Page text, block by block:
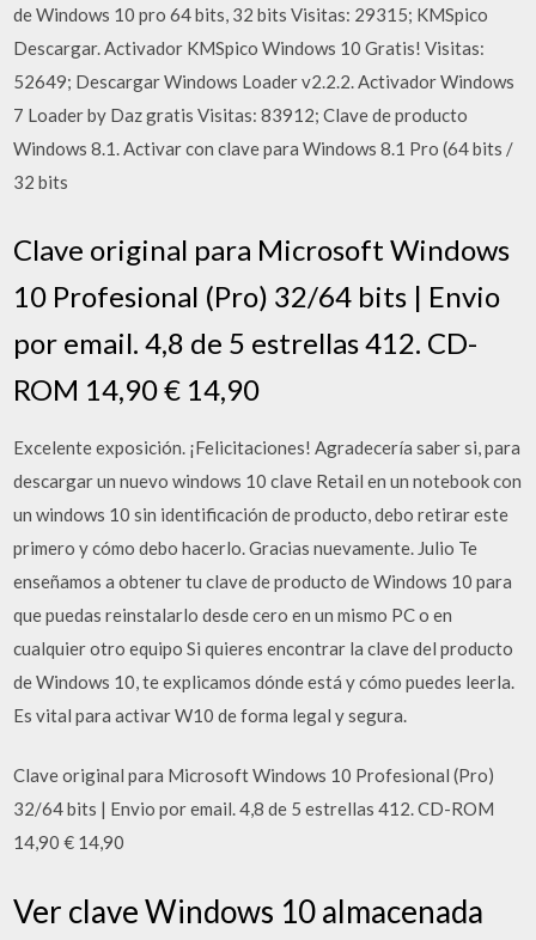
de Windows 10 pro 64 bits, 32 bits Visitas: 29315; KMSpico
Descargar. Activador KMSpico Windows 10 Gratis! Visitas:
52649; Descargar Windows Loader v2.2.2. Activador Windows
7 Loader by Daz gratis Visitas: 83912; Clave de producto
Windows 8.1. Activar con clave para Windows 8.1 Pro (64 bits /
32 bits
Clave original para Microsoft Windows
10 Profesional (Pro) 32/64 bits | Envio
por email. 4,8 de 5 estrellas 412. CD-
ROM 14,90 € 14,90
Excelente exposición. ¡Felicitaciones! Agradecería saber si, para
descargar un nuevo windows 10 clave Retail en un notebook con
un windows 10 sin identificación de producto, debo retirar este
primero y cómo debo hacerlo. Gracias nuevamente. Julio Te
enseñamos a obtener tu clave de producto de Windows 10 para
que puedas reinstalarlo desde cero en un mismo PC o en
cualquier otro equipo Si quieres encontrar la clave del producto
de Windows 10, te explicamos dónde está y cómo puedes leerla.
Es vital para activar W10 de forma legal y segura.
Clave original para Microsoft Windows 10 Profesional (Pro)
32/64 bits | Envio por email. 4,8 de 5 estrellas 412. CD-ROM
14,90 € 14,90
Ver clave Windows 10 almacenada